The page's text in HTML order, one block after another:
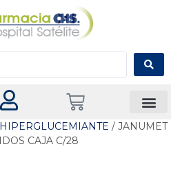
HIPERGLUCEMIANTE / JANUMET
CAJA C/28